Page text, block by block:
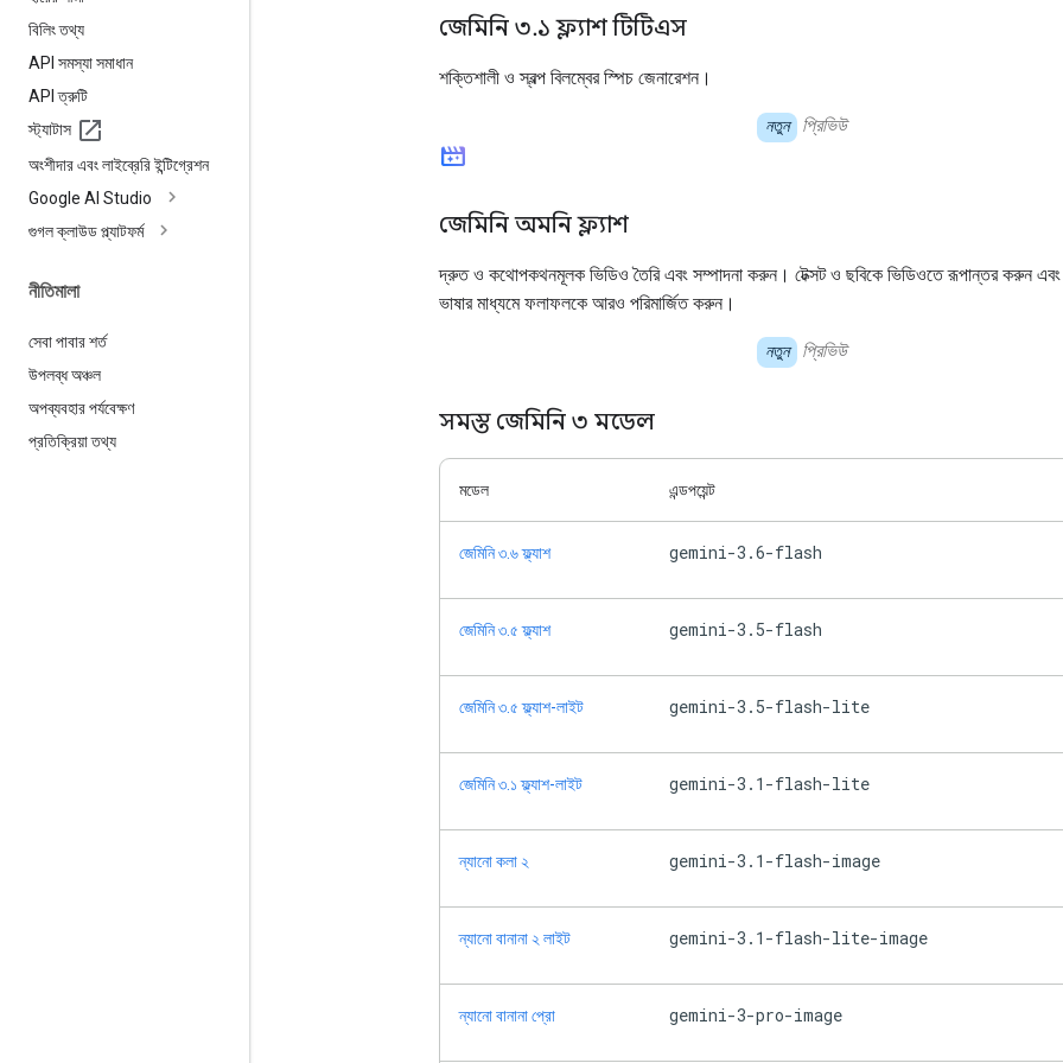
বিলিং তথ্য
API সমস্যা সমাধান
API ত্রুটি
স্ট্যাটাস
অংশীদার এবং লাইব্রেরি ইন্টিগ্রেশন
Google AI Studio
গুগল ক্লাউড প্ল্যাটফর্ম
নীতিমালা
সেবা পাবার শর্ত
উপলব্ধ অঞ্চল
অপব্যবহার পর্যবেক্ষণ
প্রতিক্রিয়া তথ্য
জেমিনি ৩.১ ফ্ল্যাশ টিটিএস
শক্তিশালী ও স্বল্প বিলম্বের স্পিচ জেনারেশন।
নতুন প্রিভিউ
movie_filter
জেমিনি অমনি ফ্ল্যাশ
দ্রুত ও কথোপকথনমূলক ভিডিও তৈরি এবং সম্পাদনা করুন। টেক্সট ও ছবিকে ভিডিওতে রূপান্তর করুন এবং
ভাষার মাধ্যমে ফলাফলকে আরও পরিমার্জিত করুন।
নতুন প্রিভিউ
সমস্ত জেমিনি ৩ মডেল
মডেল এন্ডপয়েন্ট
জেমিনি ৩.৬ ফ্ল্যাশ gemini-3.6-flash
জেমিনি ৩.৫ ফ্ল্যাশ gemini-3.5-flash
জেমিনি ৩.৫ ফ্ল্যাশ-লাইট gemini-3.5-flash-lite
জেমিনি ৩.১ ফ্ল্যাশ-লাইট gemini-3.1-flash-lite
ন্যানো কলা ২ gemini-3.1-flash-image
ন্যানো বানানা ২ লাইট gemini-3.1-flash-lite-image
ন্যানো বানানা প্রো gemini-3-pro-image